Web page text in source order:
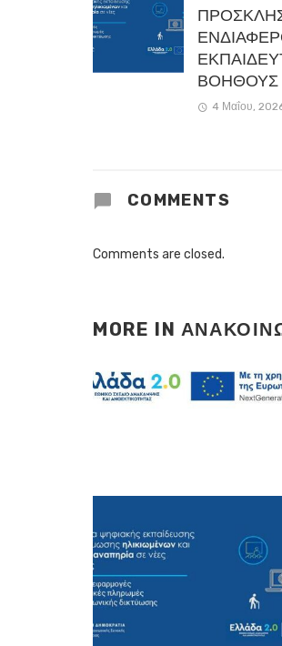
ΒΟΗΘΟΥΣ
4 Μαΐου,
COMMENTS
Comments are closed.
MORE IN